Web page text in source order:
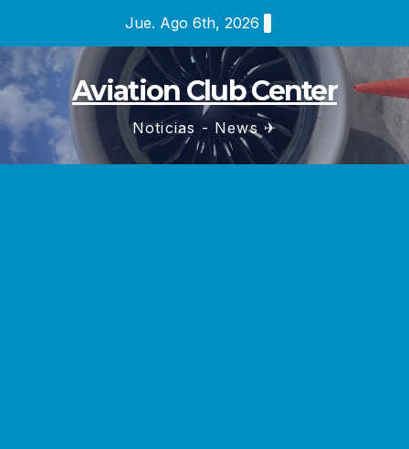
contenido
Jue. Ago 6th, 2026
Aviation Club Center
Noticias - News ✈